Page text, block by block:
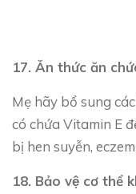
17. Ăn thức ăn
Mẹ hãy bổ sung
có chứa Vitamin E
bị hen suyễn,
18. Bảo vệ cơ thể